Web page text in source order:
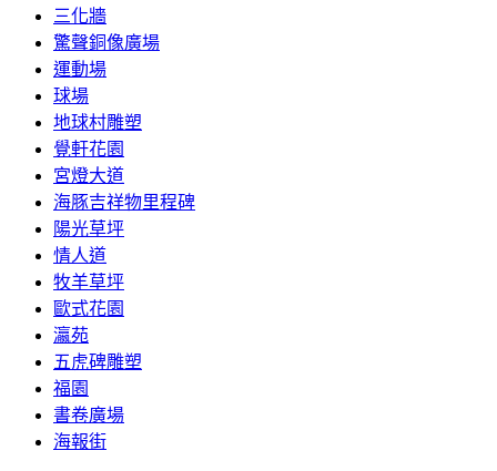
三化牆
驚聲銅像廣場
運動場
球場
地球村雕塑
覺軒花園
宮燈大道
海豚吉祥物里程碑
陽光草坪
情人道
牧羊草坪
歐式花園
瀛苑
五虎碑雕塑
福園
書卷廣場
海報街